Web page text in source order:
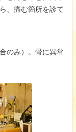
、痛む箇所を診て
のみ）。骨に異常